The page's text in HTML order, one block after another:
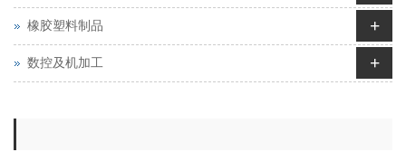
橡胶塑料制品 +
数控及机加工 +